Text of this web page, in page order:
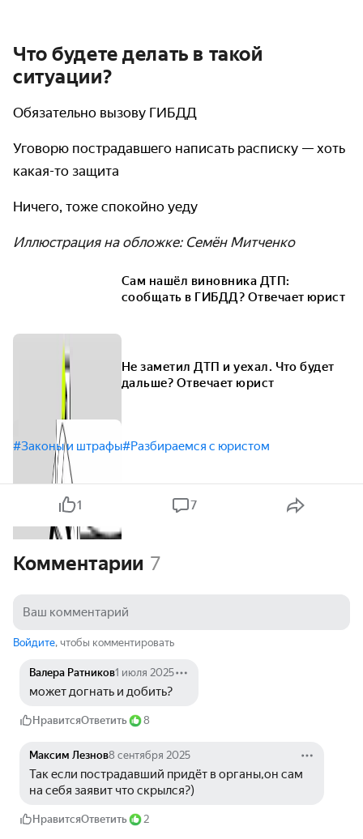
Что будете делать в такой
ситуации?
Обязательно вызову ГИБДД
Уговорю пострадавшего написать расписку — хоть
какая-то защита
Ничего, тоже спокойно уеду
Иллюстрация на обложке: Семён Митченко
Сам нашёл виновника ДТП:
сообщать в ГИБДД? Отвечает юрист
Не заметил ДТП и уехал. Что будет
дальше? Отвечает юрист
#Законы и штрафы#Разбираемся с юристом
1 7
Комментарии 7
Войдите, чтобы комментировать
Валера Ратников1 июля 2025
может догнать и добить?
НравитсяОтветить 8
Максим Лезнов8 сентября 2025
Так если пострадавший придёт в органы,он сам
на себя заявит что скрылся?)
НравитсяОтветить 2